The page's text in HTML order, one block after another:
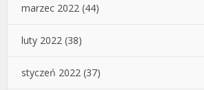
marzec 2022 (44)
luty 2022 (38)
styczeń 2022 (37)